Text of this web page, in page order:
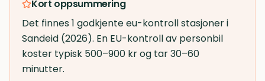
Kort oppsummering
Det finnes 1 godkjente eu-kontroll stasjoner i
Sandeid (2026). En EU-kontroll av personbil
koster typisk 500–900 kr og tar 30–60
minutter.